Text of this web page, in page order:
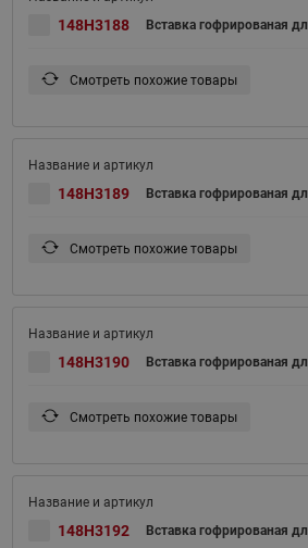
148H3188 Вставка гофрированая
Смотреть похожие товары
148H3189 Вставка гофрированая
Смотреть похожие товары
148H3190 Вставка гофрированая
Смотреть похожие товары
148H3192 Вставка гофрированая